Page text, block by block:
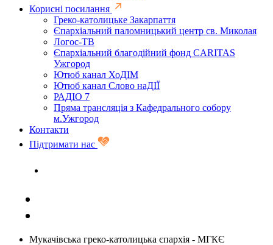
Корисні посилання
Греко-католицьке Закарпаття
Єпархіальний паломницький центр св. Миколая
Логос-ТВ
Єпархіальний благодійний фонд CARITAS
Ужгород
Ютюб канал ХоДІМ
Ютюб канал Слово наДІЇ
РАДІО 7
Пряма трансляція з Кафедрального собору
м.Ужгород
Контакти
Підтримати нас
Мукачівська греко-католицька єпархія - МГКЄ